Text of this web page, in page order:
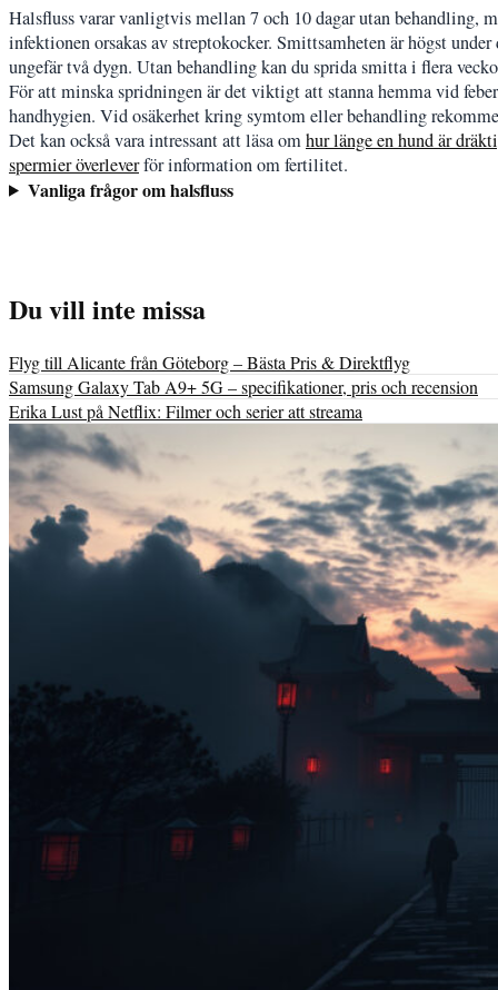
Halsfluss varar vanligtvis mellan 7 och 10 dagar utan
infektionen orsakas av streptokocker. Smittsamheten är högst
ungefär två dygn. Utan behandling kan du sprida smitta i flera
För att minska spridningen är det viktigt att stanna hemma vid
handhygien. Vid osäkerhet kring symtom eller behandling
Det kan också vara intressant att läsa omhur länge en hund är
spermier överleverför information om fertilitet.
Vanliga frågor om halsfluss
Du vill inte missa
Flyg till Alicante från Göteborg – Bästa Pris & Direktflyg
Samsung Galaxy Tab A9+ 5G – specifikationer, pris och recension
Erika Lust på Netflix: Filmer och serier att streama